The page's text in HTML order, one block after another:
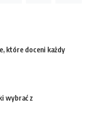
które doceni każdy
wybrać z